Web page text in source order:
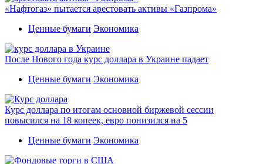
«Нафтогаз» пытается арестовать активы «Газпрома»
Ценные бумаги Экономика
После Нового года курс доллара в Украине падает
Ценные бумаги Экономика
Курс доллара по итогам основной биржевой сессии
повысился на 18 копеек, евро понизился на 5
Ценные бумаги Экономика